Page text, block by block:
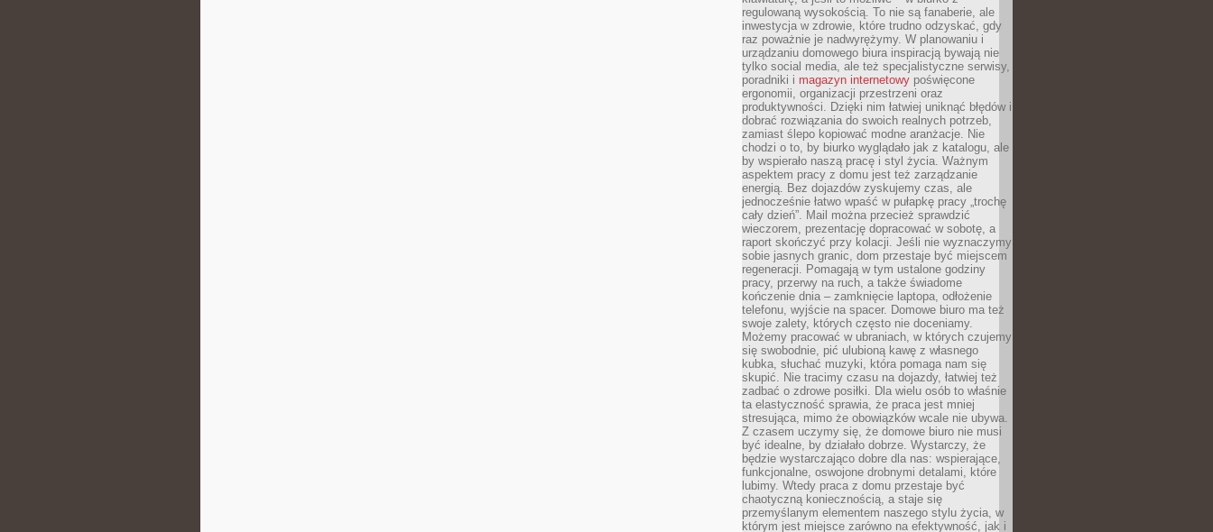
regulowaną wysokością. To nie są fanaberie, ale
inwestycja w zdrowie, które trudno odzyskać, gdy
raz poważnie je nadwyrężymy. W planowaniu i
urządzaniu domowego biura inspiracją bywają nie
tylko social media, ale też specjalistyczne serwisy,
poradniki i magazyn internetowy poświęcone
ergonomii, organizacji przestrzeni oraz
produktywności. Dzięki nim łatwiej uniknąć błędów i
dobrać rozwiązania do swoich realnych potrzeb,
zamiast ślepo kopiować modne aranżacje. Nie
chodzi o to, by biurko wyglądało jak z katalogu, ale
by wspierało naszą pracę i styl życia. Ważnym
aspektem pracy z domu jest też zarządzanie
energią. Bez dojazdów zyskujemy czas, ale
jednocześnie łatwo wpaść w pułapkę pracy „trochę
cały dzień”. Mail można przecież sprawdzić
wieczorem, prezentację dopracować w sobotę, a
raport skończyć przy kolacji. Jeśli nie wyznaczymy
sobie jasnych granic, dom przestaje być miejscem
regeneracji. Pomagają w tym ustalone godziny
pracy, przerwy na ruch, a także świadome
kończenie dnia – zamknięcie laptopa, odłożenie
telefonu, wyjście na spacer. Domowe biuro ma też
swoje zalety, których często nie doceniamy.
Możemy pracować w ubraniach, w których czujemy
się swobodnie, pić ulubioną kawę z własnego
kubka, słuchać muzyki, która pomaga nam się
skupić. Nie tracimy czasu na dojazdy, łatwiej też
zadbać o zdrowe posiłki. Dla wielu osób to właśnie
ta elastyczność sprawia, że praca jest mniej
stresująca, mimo że obowiązków wcale nie ubywa.
Z czasem uczymy się, że domowe biuro nie musi
być idealne, by działało dobrze. Wystarczy, że
będzie wystarczająco dobre dla nas: wspierające,
funkcjonalne, oswojone drobnymi detalami, które
lubimy. Wtedy praca z domu przestaje być
chaotyczną koniecznością, a staje się
przemyślanym elementem naszego stylu życia, w
którym jest miejsce zarówno na efektywność, jak i